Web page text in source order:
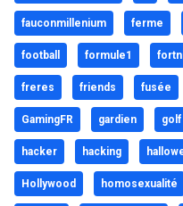
fauconmillenium ferme
football formule1
freres friends fusée
GamingFR gardien golf
hacker hacking
Hollywood homosexualité